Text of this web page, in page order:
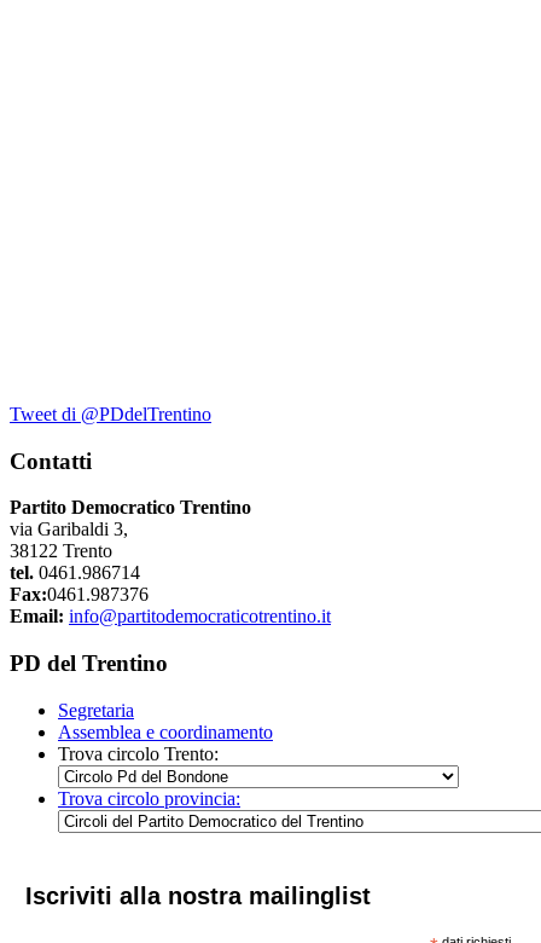
Tweet di @PDdelTrentino
Contatti
Partito Democratico Trentino
via Garibaldi 3,
38122 Trento
tel. 0461.986714
Fax:0461.987376
Email: info@partitodemocraticotrentino.it
PD del Trentino
Segretaria
Assemblea e coordinamento
Trova circolo Trento:
Trova circolo provincia:
Iscriviti alla nostra mailinglist